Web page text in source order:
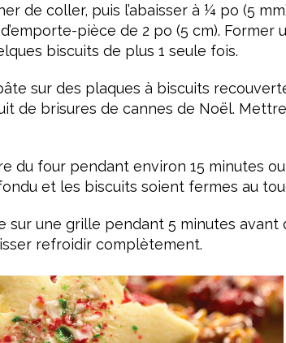
de coller, puis l’abaisser à ¼ po (5
pièce de 2 po (5 cm). Former
biscuits de plus 1 seule fois.
sur des plaques à biscuits
de brisures de cannes de Noël.
du four pendant environ 15 minutes ou
et les biscuits soient fermes au
sur une grille pendant 5 minutes avant
refroidir complètement.